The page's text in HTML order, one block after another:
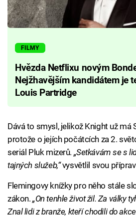
FILMY
Hvězda Netflixu novým
Nejžhavějším kandidátem je
Louis Partridge
Dává to smysl, jelikož Knight už má
protože o jejích počátcích za 2.
seriál Pluk mizerů. „Setkávám se s
tajných služeb,“vysvětlil svou
Flemingovy knížky pro něho stále
zákon.„On tenhle život žil. Za války
Znal lidi z branže, kteří chodili do